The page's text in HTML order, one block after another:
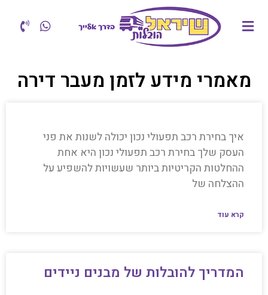
מאמרי מידע לזמן מעבר דירה
איך בחירת רכב תפעולי נכון יכולה לשנות את פני
העסק שלך בחירת רכב תפעולי נכון היא אחת
ההחלטות הקריטיות ביותר שעשויות להשפיע על
ההצלחה של
קרא עוד
המדריך להובלות של מבנים ניידים